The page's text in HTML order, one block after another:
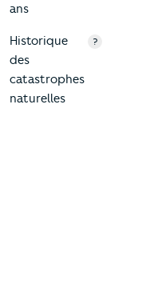
ans
Historique
des
catastrophes
naturelles
?